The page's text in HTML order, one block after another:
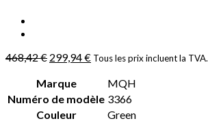
468,42€ 299,94€ Tous les prix incluent la TVA.
Marque
‎MQH
Numéro de modèle ‎3366
Couleur
‎Green